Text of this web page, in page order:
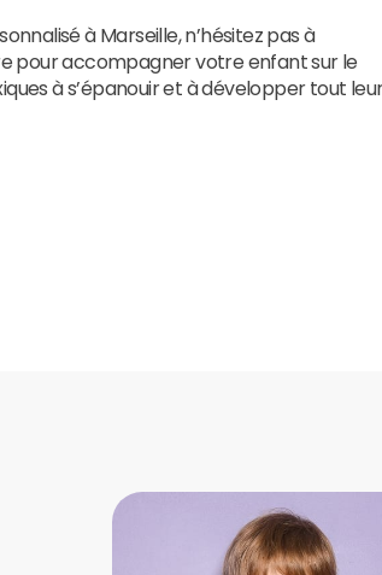
à Marseille, n’hésitez pas à
pour accompagner votre enfant sur le
à s’épanouir et à développer tout